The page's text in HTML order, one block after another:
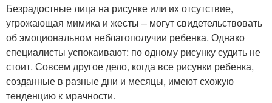
Безрадостные лица на рисунке или их отсутствие,
угрожающая мимика и жесты – могут свидетельствовать
об эмоциональном неблагополучии ребенка. Однако
специалисты успокаивают: по одному рисунку судить не
стоит. Совсем другое дело, когда все рисунки ребенка,
созданные в разные дни и месяцы, имеют схожую
тенденцию к мрачности.